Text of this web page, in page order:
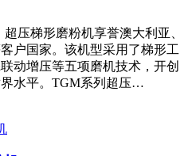
压梯形磨粉机享誉澳大利亚、
户国家。该机型采用了梯形工
动增压等五项磨机技术，开创
水平。TGM系列超压…